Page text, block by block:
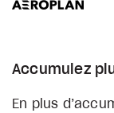
Accumulez
En plus